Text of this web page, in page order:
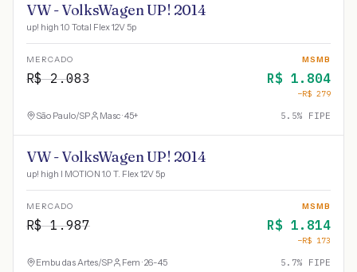
VW - VolksWagen UP! 2014
up! high 1.0 Total Flex 12V 5p
MERCADO
R$2.083
MSMB
R$ 1.804
−R$ 279
São Paulo/SP Masc · 45+ 5.5% FIPE
VW - VolksWagen UP! 2014
up! high I MOTION 1.0 T. Flex 12V 5p
MERCADO
R$1.987
MSMB
R$ 1.814
−R$ 173
Embu das Artes/SP Fem · 26-45 5.7% FIPE